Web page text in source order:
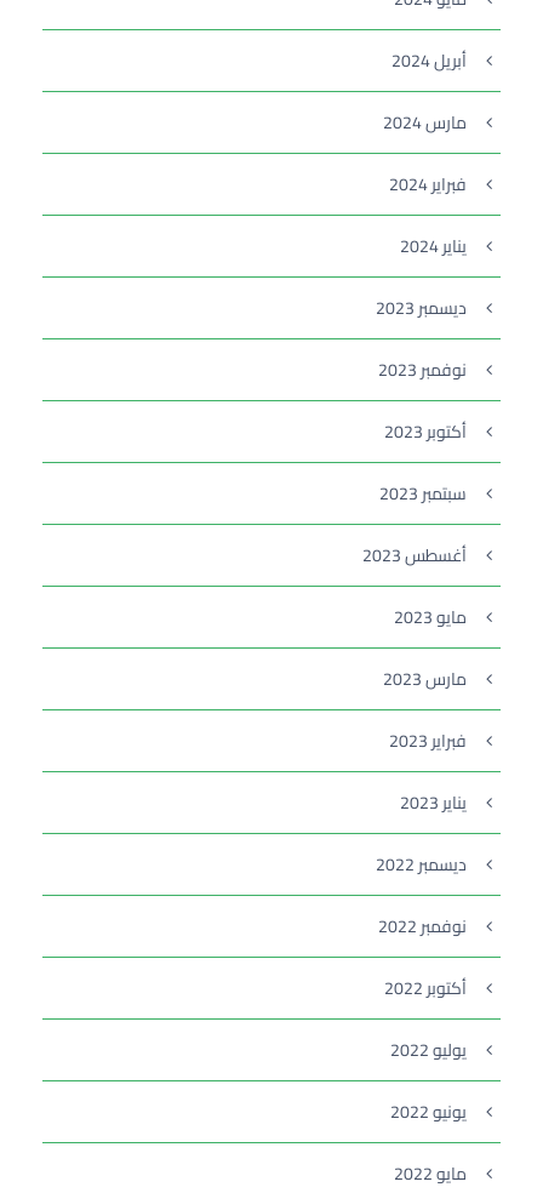
أبريل 2024
مارس 2024
فبراير 2024
يناير 2024
ديسمبر 2023
نوفمبر 2023
أكتوبر 2023
سبتمبر 2023
أغسطس 2023
مايو 2023
مارس 2023
فبراير 2023
يناير 2023
ديسمبر 2022
نوفمبر 2022
أكتوبر 2022
يوليو 2022
يونيو 2022
مايو 2022